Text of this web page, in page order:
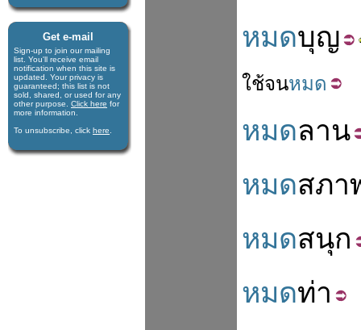
Get e-mail
Sign-up to join our mail­ing
list. You'll receive e­mail
notification when this site is
updated. Your privacy is
guaran­teed; this list is not
sold, shared, or used for any
other purpose. Click here for
more infor­mation.
To unsubscribe, click here
หมดบุญ
ใช้จนหมด
หมดลาน
หมดสภา
หมดสนุก
หมดท่า